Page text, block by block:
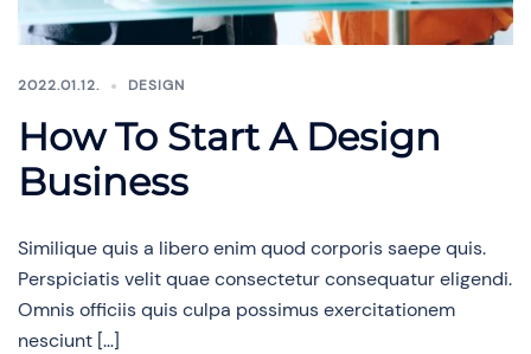
2022.01.12. DESIGN
How To Start A Design
Business
Similique quis a libero enim quod corporis saepe quis.
Perspiciatis velit quae consectetur consequatur eligendi.
Omnis officiis quis culpa possimus exercitationem
nesciunt […]